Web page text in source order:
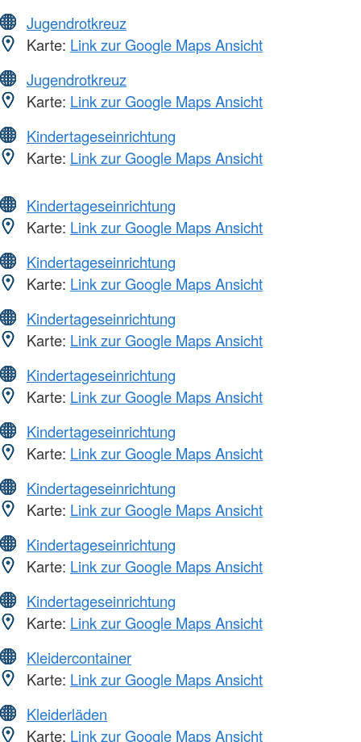
Jugendrotkreuz
Karte: Link zur Google Maps Ansicht
Jugendrotkreuz
Karte: Link zur Google Maps Ansicht
Kindertageseinrichtung
Karte: Link zur Google Maps Ansicht
Kindertageseinrichtung
Karte: Link zur Google Maps Ansicht
Kindertageseinrichtung
Karte: Link zur Google Maps Ansicht
Kindertageseinrichtung
Karte: Link zur Google Maps Ansicht
Kindertageseinrichtung
Karte: Link zur Google Maps Ansicht
Kindertageseinrichtung
Karte: Link zur Google Maps Ansicht
Kindertageseinrichtung
Karte: Link zur Google Maps Ansicht
Kindertageseinrichtung
Karte: Link zur Google Maps Ansicht
Kindertageseinrichtung
Karte: Link zur Google Maps Ansicht
Kleidercontainer
Karte: Link zur Google Maps Ansicht
Kleiderläden
Karte: Link zur Google Maps Ansicht